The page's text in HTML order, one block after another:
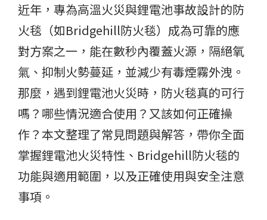
近年，專為高溫火災與鋰電池事故設計的防
火毯（如Bridgehill防火毯）成為可靠的應
對方案之一，能在數秒內覆蓋火源，隔絕氧
氣、抑制火勢蔓延，並減少有毒煙霧外洩。
那麼，遇到鋰電池火災時，防火毯真的可行
嗎？哪些情況適合使用？又該如何正確操
作？本文整理了常見問題與解答，帶你全面
掌握鋰電池火災特性、Bridgehill防火毯的
功能與適用範圍，以及正確使用與安全注意
事項。